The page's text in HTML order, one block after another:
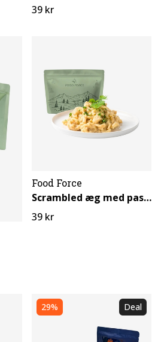
39 kr
Food Force
Scrambled æg med pasta (vegetarisk)
39 kr
29% Deal